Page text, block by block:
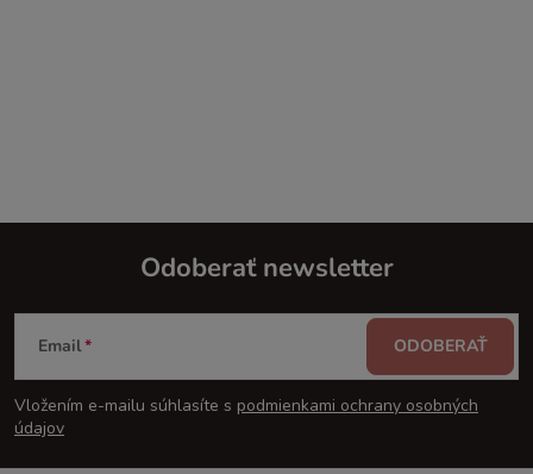
Z
á
p
Odoberať newsletter
Email
Vložením e-mailu súhlasíte s podmienkami ochrany osobných
údajov
ODOBERAŤ